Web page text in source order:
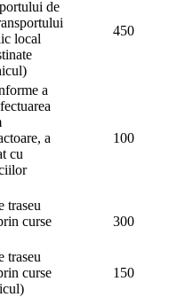
de
local
450
a
a
cu
100
traseu
curse
300
traseu
curse
150